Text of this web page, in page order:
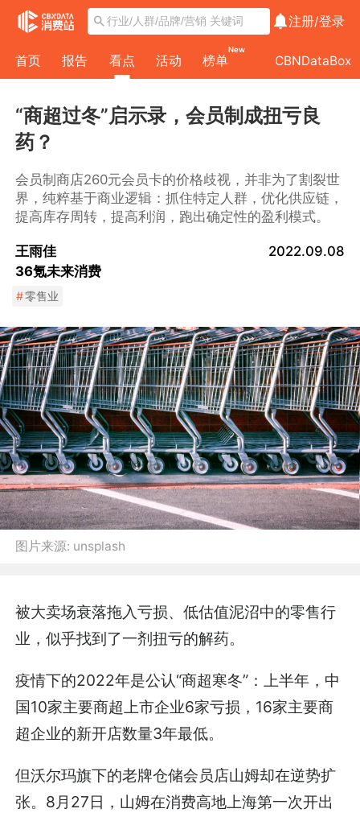
注册/登录
首页 报告 看点 活动 榜单
New
CBNDataBox
“商超过冬”启示录，会员制成扭亏良
药？
会员制商店260元会员卡的价格歧视，并非为了割裂世
界，纯粹基于商业逻辑：抓住特定人群，优化供应链，
提高库存周转，提高利润，跑出确定性的盈利模式。
王雨佳
36氪未来消费
2022.09.08
#零售业
图片来源: unsplash
被大卖场衰落拖入亏损、低估值泥沼中的零售行
业，似乎找到了一剂扭亏的解药。
疫情下的2022年是公认“商超寒冬”：上半年，中
国10家主要商超上市企业6家亏损，16家主要商
超企业的新开店数量3年最低。
但沃尔玛旗下的老牌仓储会员店山姆却在逆势扩
张。8月27日，山姆在消费高地上海第一次开出